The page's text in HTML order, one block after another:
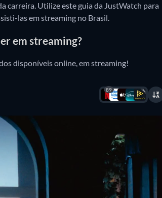
carreira. Utilize este guia da JustWatch para
las em streaming no Brasil.
em streaming?
disponíveis online, em streaming!
89